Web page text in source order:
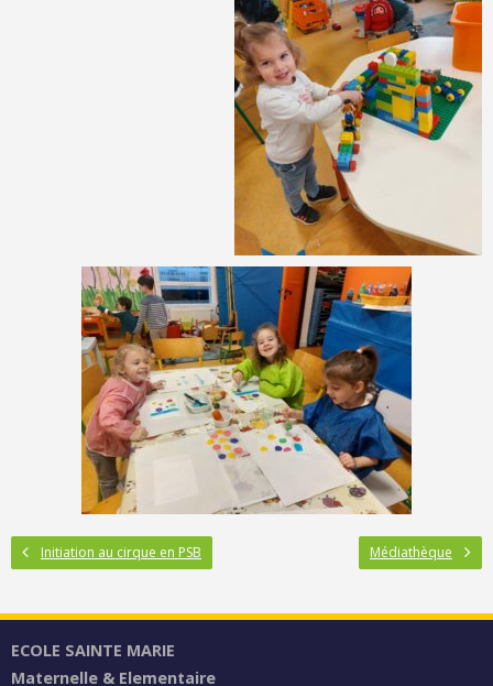
Initiation au cirque en PSB Médiathèque
ECOLE SAINTE MARIE
Maternelle & Elementaire